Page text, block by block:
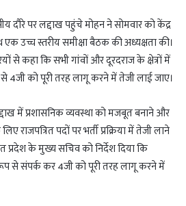
दौरे पर लद्दाख पहुंचे मोहन ने सोमवार को केंद्र
उच्च स्तरीय समीक्षा बैठक की अध्यक्षता की।
से कहा कि सभी गांवों और दूरदराज के क्षेत्रों में
4जी को पूरी तरह लागू करने में तेजी लाई जाए।
में प्रशासनिक व्यवस्था को मजबूत बनाने और
राजपत्रित पदों पर भर्ती प्रक्रिया में तेजी लाने
प्रदेश के मुख्य सचिव को निर्देश दिया कि
से संपर्क कर 4जी को पूरी तरह लागू करने में